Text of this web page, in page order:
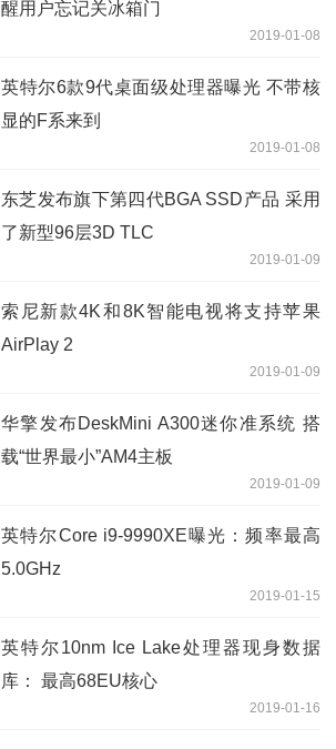
醒用户忘记关冰箱门
2019-01-08
英特尔6款9代桌面级处理器曝光 不带核
显的F系来到
2019-01-08
东芝发布旗下第四代BGA SSD产品 采用
了新型96层3D TLC
2019-01-09
索尼新款4K和8K智能电视将支持苹果
AirPlay 2
2019-01-09
华擎发布DeskMini A300迷你准系统 搭
载“世界最小”AM4主板
2019-01-09
英特尔Core i9-9990XE曝光：频率最高
5.0GHz
2019-01-15
英特尔10nm Ice Lake处理器现身数据
库： 最高68EU核心
2019-01-16